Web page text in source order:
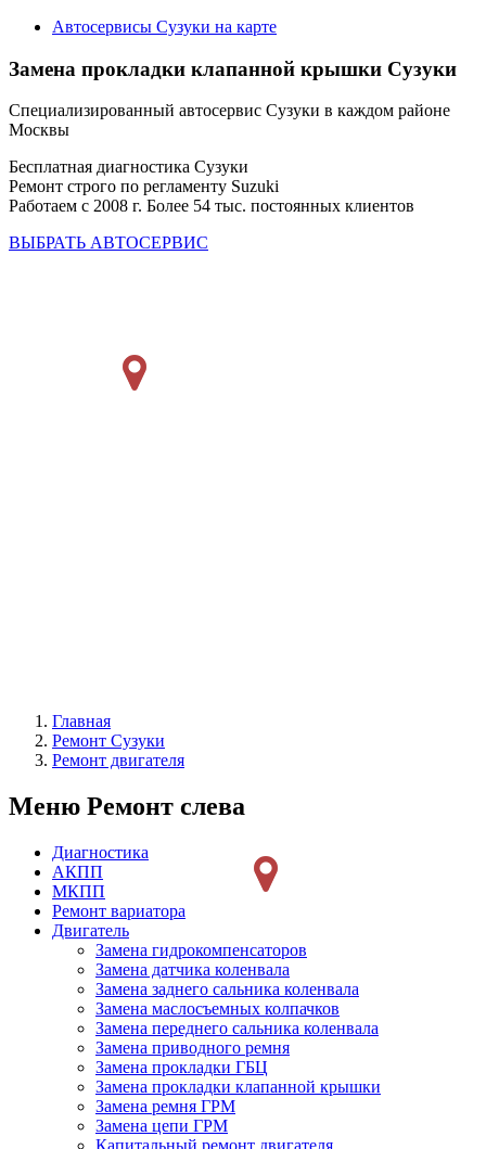
Автосервисы Сузуки на карте
Замена прокладки клапанной крышки Сузуки
Специализированный автосервис Сузуки в каждом районе
Москвы
Бесплатная диагностика Сузуки
Ремонт строго по регламенту Suzuki
Работаем с 2008 г. Более 54 тыс. постоянных клиентов
ВЫБРАТЬ АВТОСЕРВИС
Главная
Ремонт Сузуки
Ремонт двигателя
Меню Ремонт слева
Диагностика
АКПП
МКПП
Ремонт вариатора
Двигатель
Замена гидрокомпенсаторов
Замена датчика коленвала
Замена заднего сальника коленвала
Замена маслосъемных колпачков
Замена переднего сальника коленвала
Замена приводного ремня
Замена прокладки ГБЦ
Замена прокладки клапанной крышки
Замена ремня ГРМ
Замена цепи ГРМ